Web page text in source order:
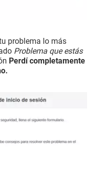
problema lo más
Problema que estás
Perdí completamente